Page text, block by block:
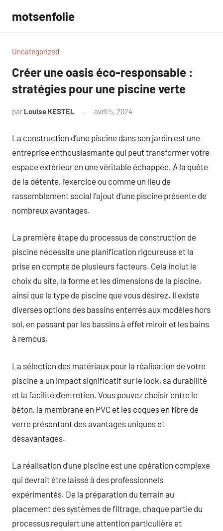
contenu
motsenfolie
Uncategorized
Créer une oasis éco-responsable :
stratégies pour une piscine verte
par Louise KESTEL avril 5, 2024
La construction d’une piscine dans son jardin est une
entreprise enthousiasmante qui peut transformer votre
espace extérieur en une véritable échappée. À la quête
de la détente, l’exercice ou comme un lieu de
rassemblement social l’ajout d’une piscine présente de
nombreux avantages.
La première étape du processus de construction de
piscine nécessite une planification rigoureuse et la
prise en compte de plusieurs facteurs. Cela inclut le
choix du site, la forme et les dimensions de la piscine,
ainsi que le type de piscine que vous désirez. Il existe
diverses options des bassins enterrés aux modèles hors
sol, en passant par les bassins à effet miroir et les bains
à remous.
La sélection des matériaux pour la réalisation de votre
piscine a un impact significatif sur le look, sa durabilité
et la facilité d’entretien. Vous pouvez choisir entre le
béton, la membrane en PVC et les coques en fibre de
verre présentant des avantages uniques et
désavantages.
La réalisation d’une piscine est une opération complexe
qui devrait être laissé à des professionnels
expérimentés. De la préparation du terrain au
placement des systèmes de filtrage, chaque partie du
processus requiert une attention particulière et